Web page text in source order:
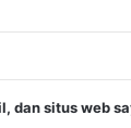
dan situs web